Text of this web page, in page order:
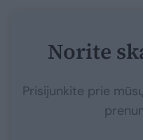
Norite
Prisijunkite prie